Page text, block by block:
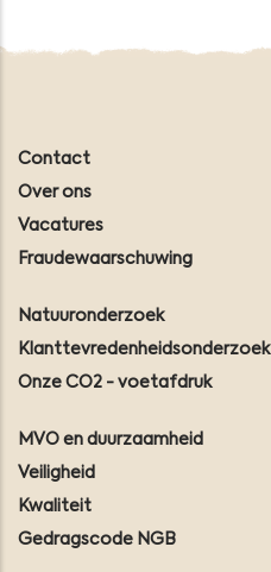
Contact
Over ons
Vacatures
Fraudewaarschuwing
Natuuronderzoek
Klanttevredenheidsonderzoek
Onze CO2 - voetafdruk
MVO en duurzaamheid
Veiligheid
Kwaliteit
Gedragscode NGB